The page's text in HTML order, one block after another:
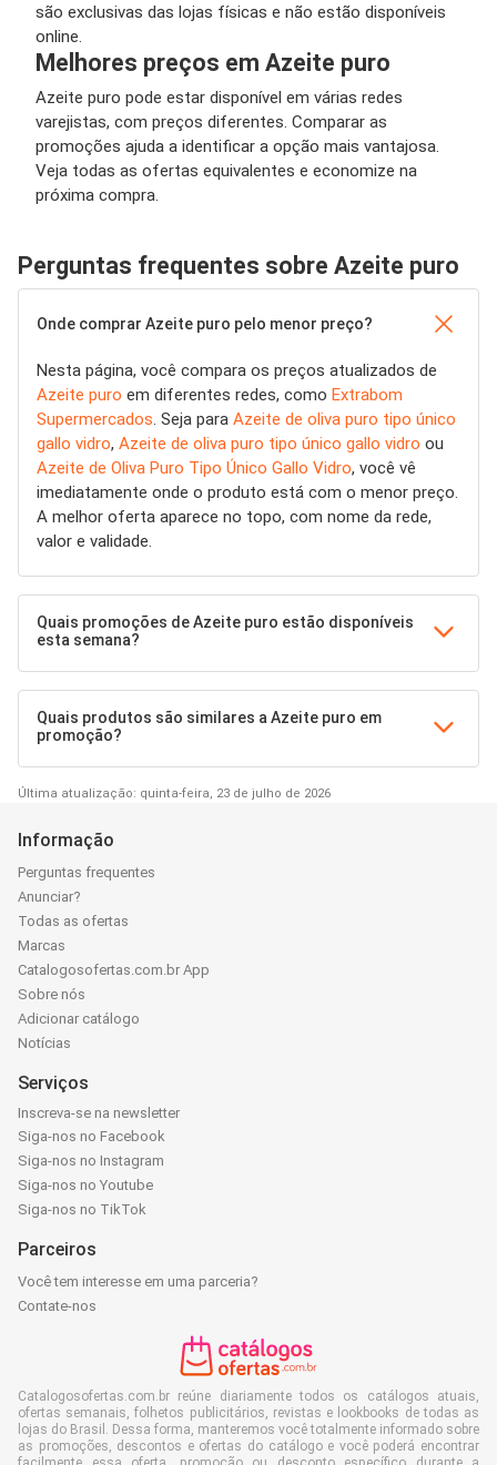
são exclusivas das lojas físicas e não estão disponíveis
online.
Melhores preços em Azeite puro
Azeite puro pode estar disponível em várias redes
varejistas, com preços diferentes. Comparar as
promoções ajuda a identificar a opção mais vantajosa.
Veja todas as ofertas equivalentes e economize na
próxima compra.
Perguntas frequentes sobre Azeite puro
Onde comprar Azeite puro pelo menor preço?
Nesta página, você compara os preços atualizados de
Azeite puro em diferentes redes, como Extrabom
Supermercados . Seja para Azeite de oliva puro tipo único
gallo vidro, Azeite de oliva puro tipo único gallo vidro ou
Azeite de Oliva Puro Tipo Único Gallo Vidro, você vê
imediatamente onde o produto está com o menor preço.
A melhor oferta aparece no topo, com nome da rede,
valor e validade.
Quais promoções de Azeite puro estão disponíveis
esta semana?
Quais produtos são similares a Azeite puro em
promoção?
Última atualização: quinta-feira, 23 de julho de 2026
Informação
Perguntas frequentes
Anunciar?
Todas as ofertas
Marcas
Catalogosofertas.com.br App
Sobre nós
Adicionar catálogo
Notícias
Serviços
Inscreva-se na newsletter
Siga-nos no Facebook
Siga-nos no Instagram
Siga-nos no Youtube
Siga-nos no TikTok
Parceiros
Você tem interesse em uma parceria?
Contate-nos
Catalogosofertas.com.br reúne diariamente todos os catálogos atuais,
ofertas semanais, folhetos publicitários, revistas e lookbooks de todas as
lojas do Brasil. Dessa forma, manteremos você totalmente informado sobre
as promoções, descontos e ofertas do catálogo e você poderá encontrar